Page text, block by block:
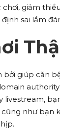
chơi, giảm
sai lầm
giúp căn
livestream,
như bạn